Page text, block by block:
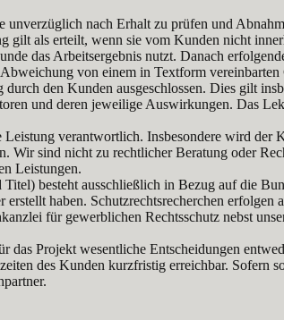
nach Erhalt zu prüfen und
gilt als erteilt, wenn sie vom Kunden nicht
das Arbeitsergebnis nutzt. Danach
von einem in Textform
den Kunden ausgeschlossen. Dies gilt
und deren jeweilige Auswirkungen. Das
verantwortlich. Insbesondere wird der
Wir sind nicht zu rechtlicher Beratung oder
Leistungen.
besteht ausschließlich in Bezug auf die
haben. Schutzrechtsrecherchen erfolgen
für gewerblichen Rechtsschutz nebst
Projekt wesentliche Entscheidungen
des Kunden kurzfristig erreichbar. Sofern